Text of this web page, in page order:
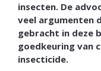
insecten. De
veel argumenten
gebracht in deze
goedkeuring van
insecticide.